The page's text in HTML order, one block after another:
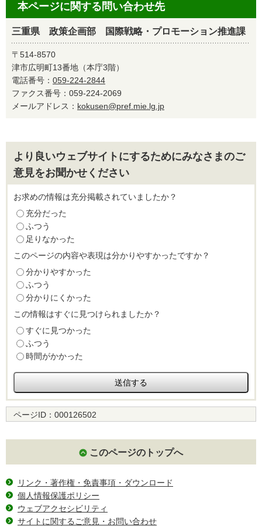
本ページに関する問い合わせ先
三重県 政策企画部 国際戦略・プロモーション推進課
〒514-8570
津市広明町13番地（本庁3階）
電話番号： 059-224-2844
ファクス番号：059-224-2069
メールアドレス： kokusen@pref.mie.lg.jp
より良いウェブサイトにするためにみなさまのご
意見をお聞かせください
お求めの情報は充分掲載されていましたか？
充分だった
ふつう
足りなかった
このページの内容や表現は分かりやすかったですか？
分かりやすかった
ふつう
分かりにくかった
この情報はすぐに見つけられましたか？
すぐに見つかった
ふつう
時間がかかった
ページID： 000126502
このページのトップへ
リンク・著作権・免責事項・ダウンロード
個人情報保護ポリシー
ウェブアクセシビリティ
サイトに関するご意見・お問い合わせ